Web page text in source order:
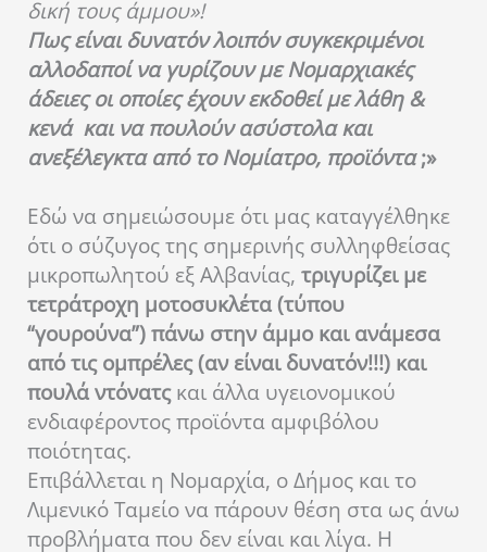
δική τους άμμου»!
Πως είναι δυνατόν λοιπόν συγκεκριμένοι
αλλοδαποί να γυρίζουν με Νομαρχιακές
άδειες οι οποίες έχουν εκδοθεί με λάθη &
κενά και να πουλούν ασύστολα και
ανεξέλεγκτα από το Νομίατρο, προϊόντα;»
Εδώ να σημειώσουμε ότι μας καταγγέλθηκε
ότι ο σύζυγος της σημερινής συλληφθείσας
μικροπωλητού εξ Αλβανίας, τριγυρίζει με
τετράτροχη μοτοσυκλέτα (τύπου
“γουρούνα”) πάνω στην άμμο και ανάμεσα
από τις ομπρέλες (αν είναι δυνατόν!!!) και
πουλά ντόνατςκαι άλλα υγειονομικού
ενδιαφέροντος προϊόντα αμφιβόλου
ποιότητας.
Επιβάλλεται η Νομαρχία, ο Δήμος και το
Λιμενικό Ταμείο να πάρουν θέση στα ως άνω
προβλήματα που δεν είναι και λίγα. Η